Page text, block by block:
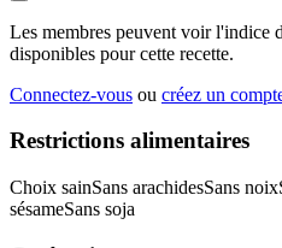
Les membres peuvent voir l'indice
disponibles pour cette recette.
Connectez-vous ou créez un
Restrictions alimentaires
Choix sainSans arachidesSans noix
sésameSans soja